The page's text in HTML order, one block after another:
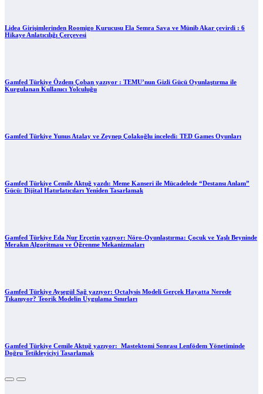
Lidea Girişimlerinden Roomigo Kurucusu Ela Semra Sava ve Münib Akar çevirdi : 6
Hikaye Anlatıcılığı Çerçevesi
Gamfed Türkiye Özdem Çoban yazıyor : TEMU’nun Gizli Gücü Oyunlaştırma ile
Kurgulanan Kullanıcı Yolculuğu
Gamfed Türkiye Yunus Atalay ve Zeynep Çolakoğlu inceledi: TED Games Oyunları
Gamfed Türkiye Cemile Aktuğ yazdı: Meme Kanseri ile Mücadelede “Destansı Anlam”
Gücü: Dijital Hatırlatıcıları Yeniden Tasarlamak
Gamfed Türkiye Eda Nur Erçetin yazıyor: Nöro-Oyunlaştırma: Çocuk ve Yaşlı Beyninde
Merakın Algoritması ve Öğrenme Mekanizmaları
Gamfed Türkiye Ayşegül Sağ yazıyor: Octalysis Modeli Gerçek Hayatta Nerede
Tıkanıyor? Teorik Modelin Uygulama Sınırları
Gamfed Türkiye Cemile Aktuğ yazıyor: Mastektomi Sonrası Lenfödem Yönetiminde
Doğru Tetikleyiciyi Tasarlamak